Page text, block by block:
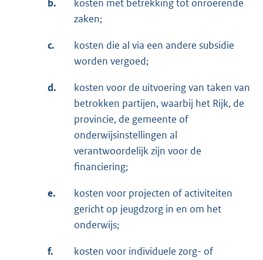
b.
kosten met betrekking tot onroerende
zaken;
c.
kosten die al via een andere subsidie
worden vergoed;
d.
kosten voor de uitvoering van taken van
betrokken partijen, waarbij het Rijk, de
provincie, de gemeente of
onderwijsinstellingen al
verantwoordelijk zijn voor de
financiering;
e.
kosten voor projecten of activiteiten
gericht op jeugdzorg in en om het
onderwijs;
f.
kosten voor individuele zorg- of